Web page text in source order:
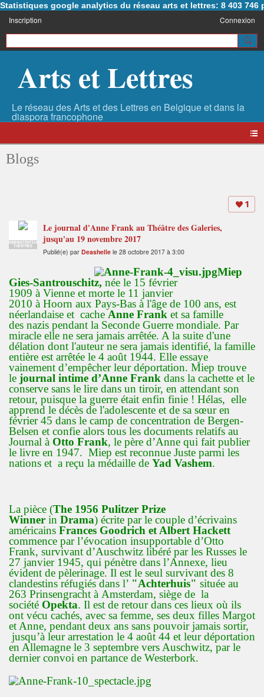
Statistiques google analytics du réseau arts et lettres: 8 403 746
Inscription Connexion
Arts et Lettres
Blogs
1
ADMINISTRATEUR
THÉÂTRES
Le journal d'Anne Frank au Théâtre des Galeries,
jusqu'au 19 novembre 2017
Publié(e) par Deashelle le 28 octobre 2017 à 3:00
Miep
Gies-Santrouschitz, née le 15 février
1909 à Vienne et morte le 11 janvier
2010 à Hoorn aux Pays-Bas à l'âge de 100 ans, est
néerlandaise et cache Anne Frank et sa famille
des nazis pendant la Seconde Guerre mondiale. Par
miracle elle ne sera jamais arrêtée. A la suite d'une
délation dont l'auteur ne sera jamais identifié, la famille
entière est arrêtée le 4 août 1944. Elle essaye
vainement d’empêcher leur déportation. Miep trouve
le journal intime d’Anne Frank dans la cachette et le
conserve sans le lire dans un tiroir, en attendant son
retour, puisque la guerre était enfin finie ! Hélas, elle
apprend le décès de l'adolescente et de sa sœur en
février 45 dans le camp de concentration de Bergen-
Belsen et confie alors tous les documents relatifs au
Journal à Otto Frank, le père d’Anne qui fait publier
le livre en 1947. Miep est reconnue Juste parmi les
nations et a reçu la médaille de Yad Vashem.
La pièce (The 1956 Pulitzer Prize
Winner in Drama) écrite par le couple d’écrivains
américains Frances Goodrich et Albert Hackett
commence par l’évocation insupportable d’Otto
Frank, survivant d’Auschwitz libéré par les Russes le
27 janvier 1945, qui pénètre dans l’Annexe, lieu
évident de pèlerinage. Il est le seul survivant des 8
clandestins réfugiés dans l’ "Achterhuis" située au
263 Prinsengracht à Amsterdam, siège de la
société Opekta. Il est de retour dans ces lieux où ils
ont vécu cachés, avec sa femme, ses deux filles Margot
et Anne, pendant deux ans sans pouvoir jamais sortir,
jusqu’à leur arrestation le 4 août 44 et leur déportation
en Allemagne le 3 septembre vers Auschwitz, par le
dernier convoi en partance de Westerbork.